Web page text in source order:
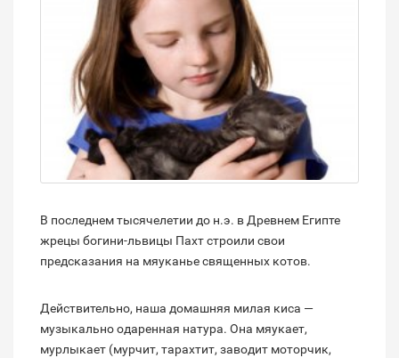
В последнем тысячелетии до н.э. в Древнем Египте
жрецы богини-львицы Пахт строили свои
предсказания на мяуканье священных котов.
Действительно, наша домашняя милая киса —
музыкально одаренная натура. Она мяукает,
мурлыкает (мурчит, тарахтит, заводит моторчик,